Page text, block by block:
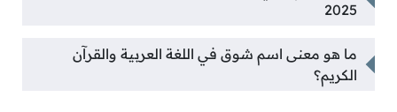
2025
ما هو معنى اسم شوق في اللغة العربية والقرآن
الكريم؟